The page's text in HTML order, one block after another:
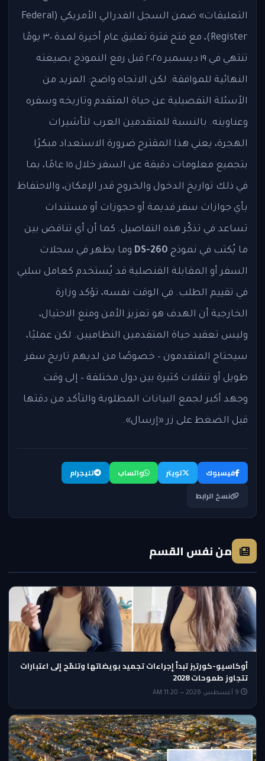
التعليقات» ضمن السجل الفدرالي الأمريكي (Federal
Register)، مع فتح فترة تعليق عام أخيرة لمدة ٣٠ يومًا
تنتهي في ١٩ ديسمبر ٢٠٢٥ قبل رفع النموذج بصيغته
النهائية للموافقة. لكن الاتجاه واضح: المزيد من
الأسئلة التفصيلية عن حياة المتقدم وتاريخه وسفره
وعناوينه. بالنسبة للمتقدمين العرب لتأشيرات
الهجرة، يعني هذا المقترح ضرورة الاستعداد مبكرًا
بتجميع معلومات دقيقة عن السفر خلال ١٥ عامًا، بما
في ذلك تواريخ الدخول والخروج قدر الإمكان، والاحتفاظ
بأي جوازات سفر قديمة أو حجوزات أو مستندات
تساعد في تذكّر هذه التفاصيل. كما أن أي تناقض بين
ما يُكتب في نموذج DS-260 وما يظهر في سجلات
السفر أو المقابلة القنصلية قد يُستخدم كعامل سلبي
في تقييم الطلب. في الوقت نفسه، تؤكد وزارة
الخارجية أن الهدف هو تعزيز الأمن ومنع الاحتيال،
وليس تعقيد حياة المتقدمين النظاميين. لكن عمليًا،
سيحتاج المتقدمون – خصوصًا من لديهم تاريخ سفر
طويل أو تنقلات كثيرة بين دول مختلفة – إلى وقت
وجهد أكبر لجمع البيانات المطلوبة والتأكد من دقتها
قبل الضغط على زر «إرسال».
فيسبوك تويتر واتساب
تليجرام
نسخ الرابط
من نفس القسم
أوكاسيو-كورتيز تبدأ إجراءات تجميد بويضاتها وتلمّح إلى اعتبارات
تتجاوز طموحات 2028